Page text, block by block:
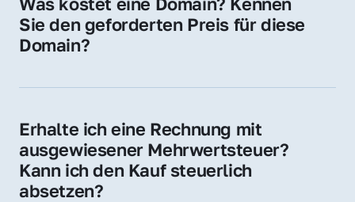
Adressen oder als digitale Investition.
Sie den geforderten Preis für diese
Domain?
Domain liegt ein konkreter Kaufpreis vor –
unverbindliches Angebot.
Erhalte ich eine Rechnung mit
ausgewiesener Mehrwertsteuer?
Kann ich den Kauf steuerlich
absetzen?